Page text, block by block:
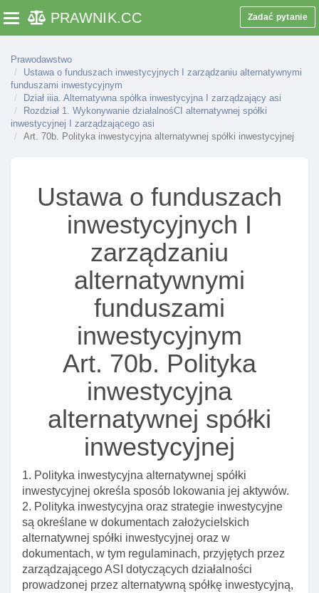
Toggle navigation
PRAWNIK.CC Zadać pytanie
Prawodawstwo
Ustawa o funduszach inwestycyjnych I zarządzaniu alternatywnymi
funduszami inwestycyjnym
Dział iiia. Alternatywna spółka inwestycyjna I zarządzający asi
Rozdział 1. Wykonywanie działalnośCI alternatywnej spółki
inwestycyjnej I zarządzającego asi
Art. 70b. Polityka inwestycyjna alternatywnej spółki inwestycyjnej
Ustawa o funduszach
inwestycyjnych I
zarządzaniu
alternatywnymi
funduszami
inwestycyjnym
Art. 70b. Polityka
inwestycyjna
alternatywnej spółki
inwestycyjnej
1. Polityka inwestycyjna alternatywnej spółki
inwestycyjnej określa sposób lokowania jej aktywów.
2. Polityka inwestycyjna oraz strategie inwestycyjne
są określane w dokumentach założycielskich
alternatywnej spółki inwestycyjnej oraz w
dokumentach, w tym regulaminach, przyjętych przez
zarządzającego ASI dotyczących działalności
prowadzonej przez alternatywną spółkę inwestycyjną,
Art. 59. Odpowiednie stosowanie przepisów ustawy
zarządzanie alternatywnymi funduszami
inwestycyjnymi
Art. 59b. Dodatkowe informacje I dokumenty
przekazywane przy ubieganiu się o zezwolenie na
zarządzanie unijnym afi lub alternatywnym
Art. 60. Wniosek o zezwolenie na doradztwo
inwestycyjne albo zarządzanie portfelami
instrumentów finansowych
Art. 61. Zezwolenia wydawane przez komisję
Art. 61a. Zezwolenie na wykonywanie działalnośCI
przez towarzystwo I na utworzenie funduszu
inwestycyjnego otwartego
zmianie warunków wykonywania działalnośCI przez
towarzystwo
Art. 64. Odpowiedzialność towarzystwa wobec
uczestników zbiorczego portfela papierów
wartościowych lub funduszu inwestycyjnego
Art. 65. Ograniczenia działalnośCI towarzystwa
Art. 66. Zaspokajanie roszczeń z majątku
towarzystwa innego niż certyfikaty podporządkowane
Art. 67. Wygaśnięcie zezwolenia na wykonywanie
działalnośCI przez towarzystwo
Art. 68. Działalność funduszu inwestycyjnego po
cofnięciu lub wygaśnięciu zezwolenia na
wykonywanie działalnośCI przez towarzystwo
Art. 68a. Zarządzanie alternatywnymi funduszami